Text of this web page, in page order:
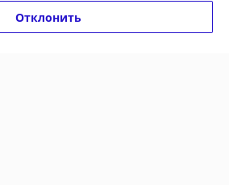
Отклонить